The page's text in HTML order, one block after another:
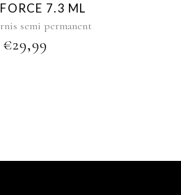
7.3 ML
semi permanent
€29,99